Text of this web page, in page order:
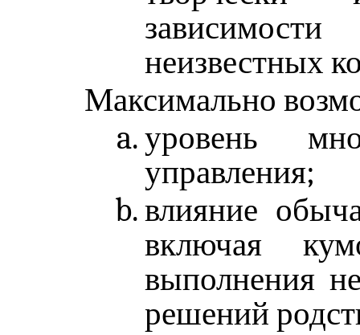
неизвестных
Максимально
уровень
управления;
влияние
включая
выполнения
решений